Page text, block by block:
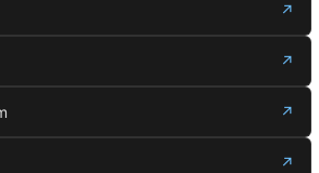
↗
↗
↗
↗